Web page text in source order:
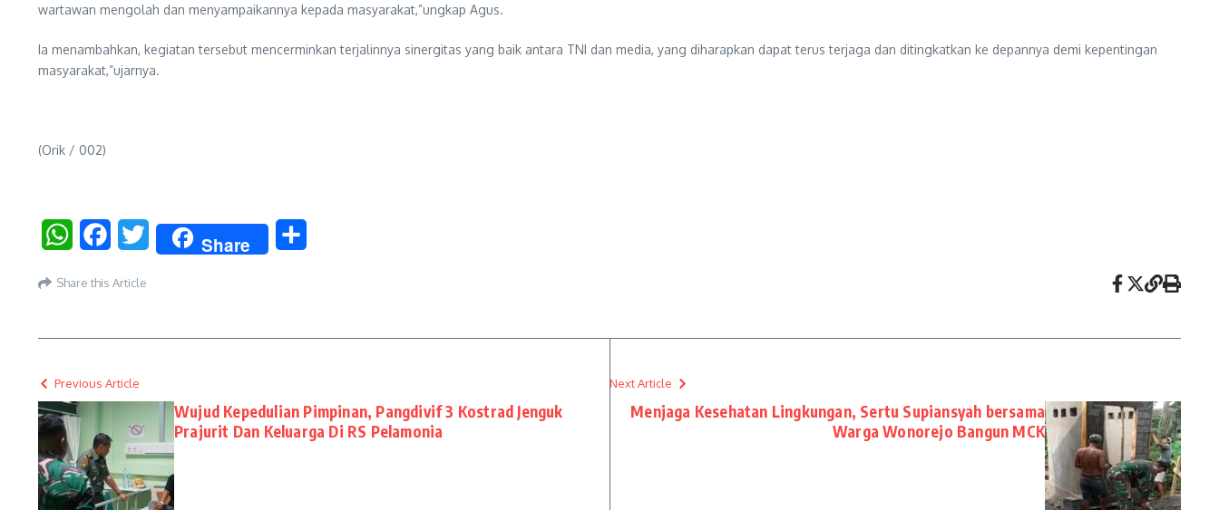
wartawan mengolah dan menyampaikannya kepada masyarakat,”ungkap Agus.
Ia menambahkan, kegiatan tersebut mencerminkan terjalinnya sinergitas yang baik antara TNI dan media, yang diharapkan dapat terus terjaga dan ditingkatkan ke depannya demi kepentingan
masyarakat,”ujarnya.
(Orik / 002)
WhatsAppFacebookTwitter Share
Share this Article
Previous Article
Wujud Kepedulian Pimpinan, Pangdivif 3 Kostrad Jenguk
Prajurit Dan Keluarga Di RS Pelamonia
Next Article
Menjaga Kesehatan Lingkungan, Sertu Supiansyah bersama
Warga Wonorejo Bangun MCK